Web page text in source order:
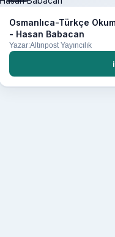
Osmanlıca-Türkçe
- Hasan Babacan
Yazar:Altınpost Yayıncılık